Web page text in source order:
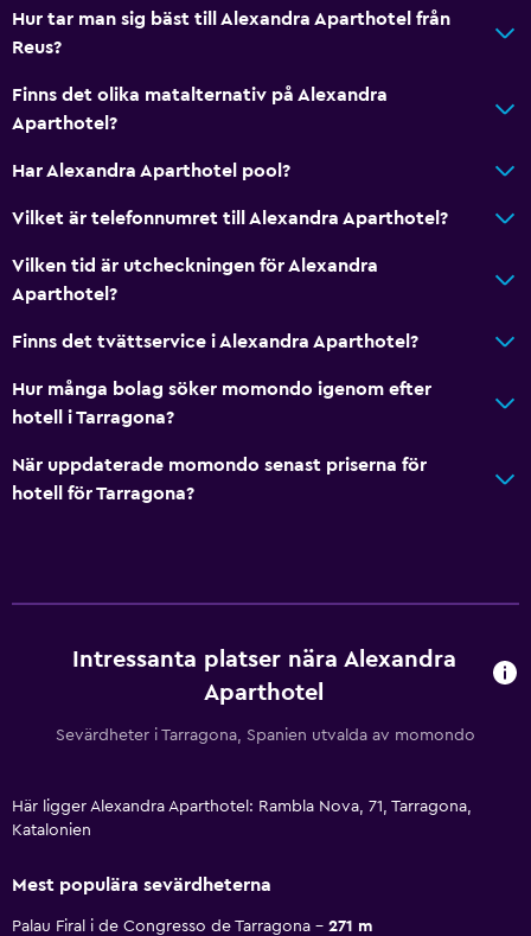
Hur tar man sig bäst till Alexandra Aparthotel från
Reus?
Finns det olika matalternativ på Alexandra
Aparthotel?
Har Alexandra Aparthotel pool?
Vilket är telefonnumret till Alexandra Aparthotel?
Vilken tid är utcheckningen för Alexandra
Aparthotel?
Finns det tvättservice i Alexandra Aparthotel?
Hur många bolag söker momondo igenom efter
hotell i Tarragona?
När uppdaterade momondo senast priserna för
hotell för Tarragona?
Intressanta platser nära Alexandra
Aparthotel
Sevärdheter i Tarragona, Spanien utvalda av momondo
Här ligger Alexandra Aparthotel: Rambla Nova, 71, Tarragona,
Katalonien
Mest populära sevärdheterna
Palau Firal i de Congresso de Tarragona
271 m